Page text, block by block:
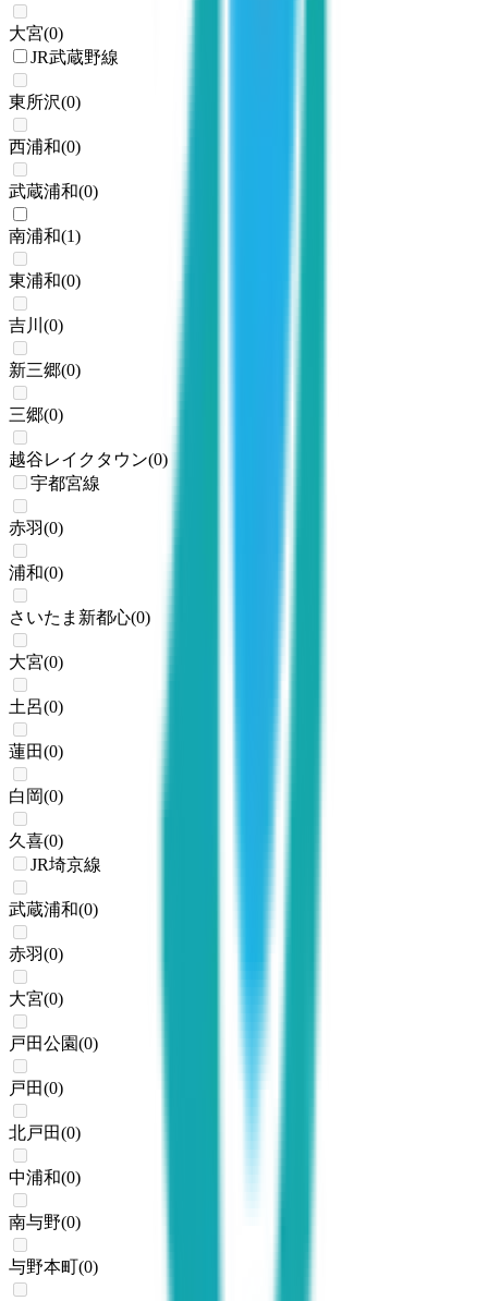
大宮(0)
JR武蔵野線
東所沢(0)
西浦和(0)
武蔵浦和(0)
南浦和(1)
東浦和(0)
吉川 (0)
新三郷(0)
三郷(0)
越谷レイクタウン(0)
宇都宮線
赤羽(0)
浦和(0)
さいたま新都心(0)
大宮(0)
土呂(0)
蓮田(0)
白岡(0)
久喜(0)
JR埼京線
武蔵浦和(0)
赤羽(0)
大宮(0)
戸田公園(0)
戸田(0)
北戸田(0)
中浦和(0)
南与野(0)
与野本町(0)